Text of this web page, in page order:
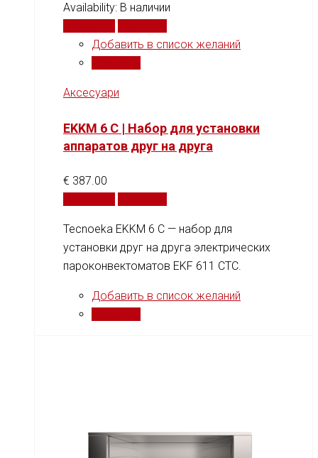
Availability: В наличии
Добавить в список желаний
Аксесуари
EKKM 6 C | Набор для установки
аппаратов друг на друга
€ 387.00
Tecnoeka EKKM 6 C — набор для
установки друг на друга электрических
пароконвектоматов EKF 611 CTC.
Добавить в список желаний